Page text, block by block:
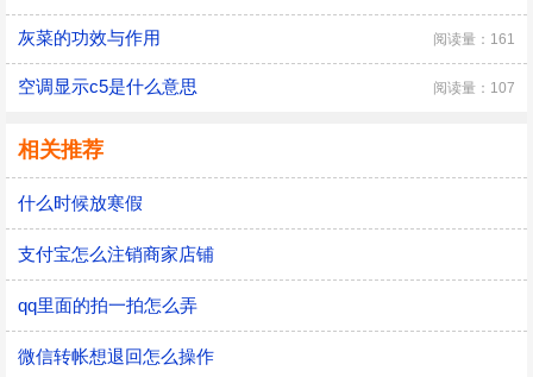
灰菜的功效与作用 阅读量：161
空调显示c5是什么意思 阅读量：107
相关推荐
什么时候放寒假
支付宝怎么注销商家店铺
qq里面的拍一拍怎么弄
微信转帐想退回怎么操作